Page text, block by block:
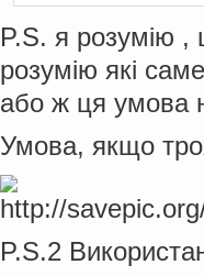
end;
end;
  writeln
('Suma =' , S
  writeln
('Kol-vo =',
end.
P.S. я розумію ,
розумію які
або ж ця умова
Умова, якщо
P.S.2